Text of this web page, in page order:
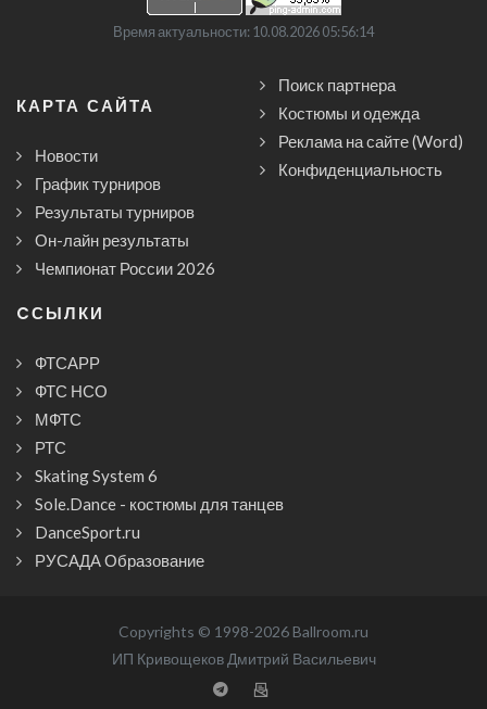
Время актуальности: 10.08.2026 05:56:14
КАРТА САЙТА
Новости
График турниров
Результаты турниров
Он-лайн результаты
Чемпионат России 2026
Поиск партнера
Костюмы и одежда
Реклама на сайте (Word)
Конфиденциальность
CСЫЛКИ
ФТСАРР
ФТС НСО
МФТС
РТС
Skating System 6
Sole.Dance - костюмы для танцев
DanceSport.ru
РУСАДА Образование
Copyrights © 1998-2026 Ballroom.ru
ИП Кривощеков Дмитрий Васильевич